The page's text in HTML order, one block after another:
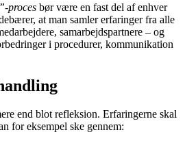
proces bør være en fast del af enhver
at man samler erfaringer fra alle
samarbejdspartnere – og
i procedurer, kommunikation
end blot refleksion. Erfaringerne skal
for eksempel ske gennem: